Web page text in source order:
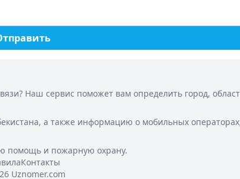
Наш сервис поможет вам определить город,
а также информацию о мобильных
помощь и пожарную охрану.
Контакты
Uznomer.com